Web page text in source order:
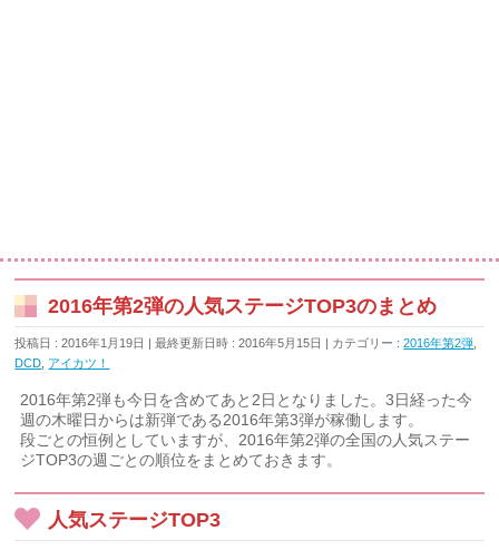
2016年第2弾の人気ステージTOP3のまとめ
投稿日 : 2016年1月19日 最終更新日時 : 2016年5月15日 カテゴリー :2016年第2弾
DCD アイカツ！
2016年第2弾も今日を含めてあと2日となりました。3日経った今
週の木曜日からは新弾である2016年第3弾が稼働します。
段ごとの恒例としていますが、2016年第2弾の全国の人気ステー
ジTOP3の週ごとの順位をまとめておきます。
人気ステージTOP3